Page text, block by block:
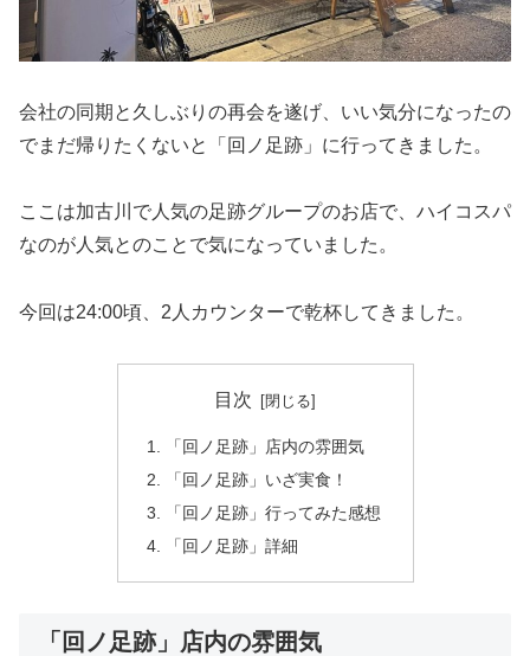
会社の同期と久しぶりの再会を遂げ、いい気分になったの
でまだ帰りたくないと「回ノ足跡」に行ってきました。
ここは加古川で人気の足跡グループのお店で、ハイコスパ
なのが人気とのことで気になっていました。
今回は24:00頃、2人カウンターで乾杯してきました。
目次
「回ノ足跡」店内の雰囲気
「回ノ足跡」いざ実食！
「回ノ足跡」行ってみた感想
「回ノ足跡」詳細
「回ノ足跡」店内の雰囲気